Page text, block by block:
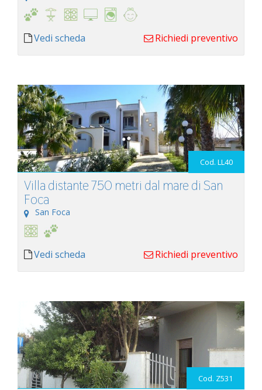
Vedi scheda Richiedi preventivo
Cod. LL40
Villa distante 750 metri dal mare di San
Foca
San Foca
Vedi scheda Richiedi preventivo
Cod. Z531